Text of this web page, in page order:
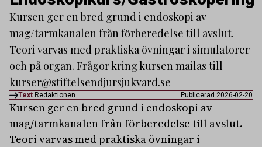
Kursen ger en bred grund i endoskopi av
mag/tarmkanalen från förberedelse till avslut.
Teori varvas med praktiska övningar i simulatorer
och på organ. Frågor kring kursen mailas till
kurser@stiftelsendjursjukvard.se
Text Redaktionen Publicerad 2026-02-20
Kursen ger en bred grund i endoskopi av
mag/tarmkanalen från förberedelse till avslut.
Teori varvas med praktiska övningar i